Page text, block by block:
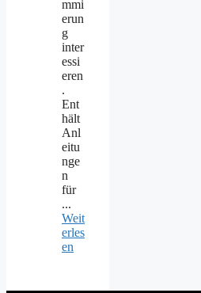
mmi
erun
g
inter
essi
eren
.
Ent
hält
Anl
eitu
nge
n
für
...
Weit
erles
en